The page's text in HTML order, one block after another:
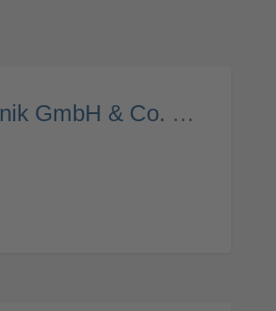
Schleiff Bauflächentechnik GmbH & Co. KG